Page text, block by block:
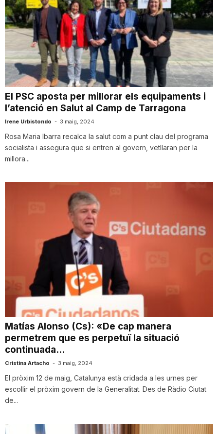
El PSC aposta per millorar els equipaments i
l’atenció en Salut al Camp de Tarragona
Irene Urbistondo - 3 maig, 2024
Rosa Maria Ibarra recalca la salut com a punt clau del programa
socialista i assegura que si entren al govern, vetllaran per la
millora...
Matías Alonso (Cs): «De cap manera
permetrem que es perpetuï la situació
continuada...
Cristina Artacho - 3 maig, 2024
El pròxim 12 de maig, Catalunya està cridada a les urnes per
escollir el pròxim govern de la Generalitat. Des de Ràdio Ciutat
de...